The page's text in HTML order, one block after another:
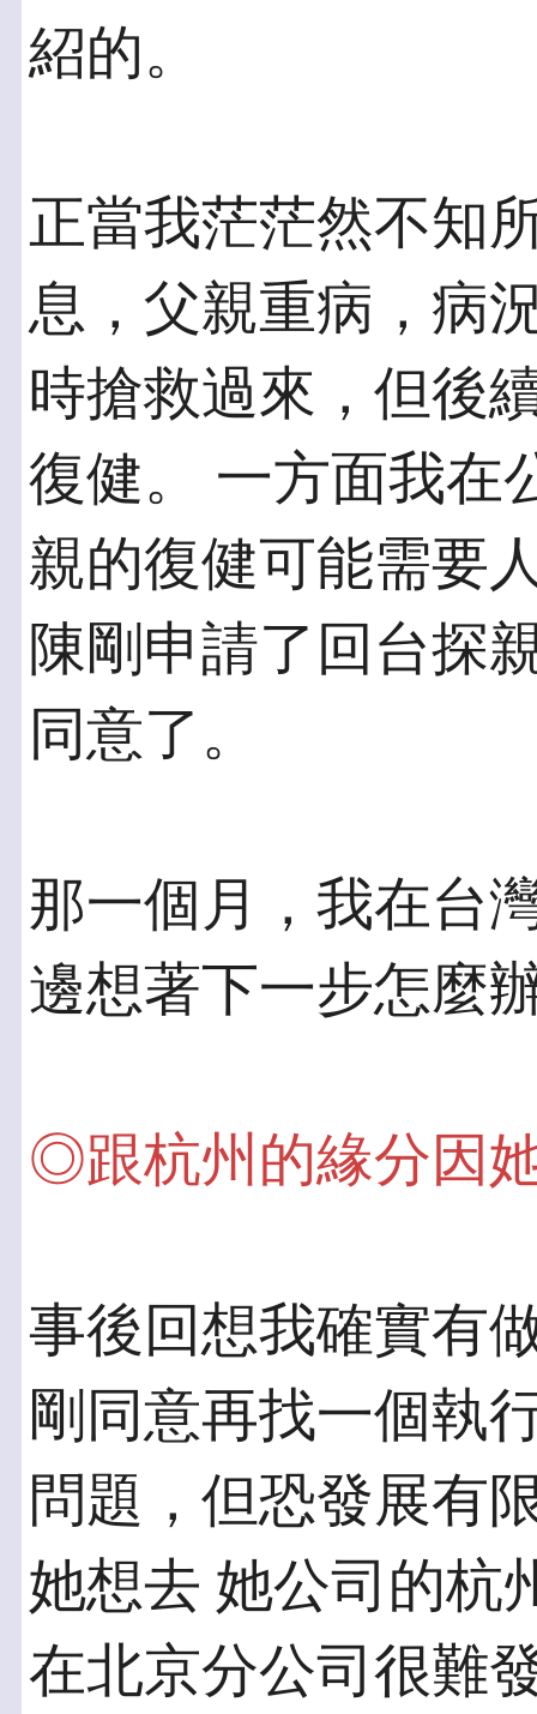
紹的。
正當我茫茫然不知
息，父親重病，病
時搶救過來，但後
復健。 一方面我在
親的復健可能需要
陳剛申請了回台探
同意了。
那一個月，我在台
邊想著下一步怎麼
◎跟杭州的緣分因
事後回想我確實有
剛同意再找一個執
問題，但恐發展有
她想去 她公司的杭
在北京分公司很難